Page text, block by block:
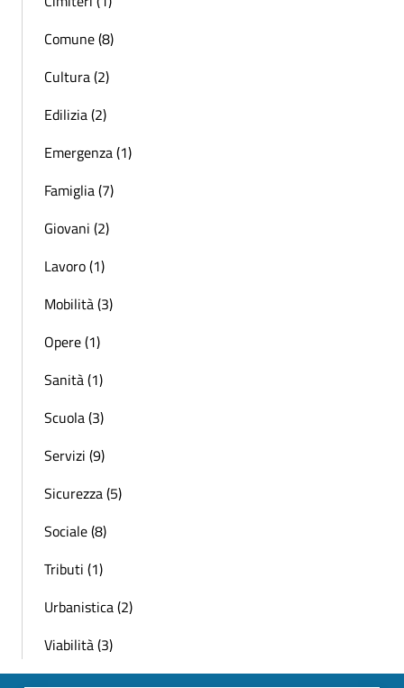
Comune (8)
Cultura (2)
Edilizia (2)
Emergenza (1)
Famiglia (7)
Giovani (2)
Lavoro (1)
Mobilità (3)
Opere (1)
Sanità (1)
Scuola (3)
Servizi (9)
Sicurezza (5)
Sociale (8)
Tributi (1)
Urbanistica (2)
Viabilità (3)